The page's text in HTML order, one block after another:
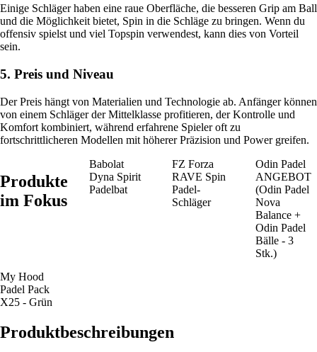
Einige Schläger haben eine raue Oberfläche, die besseren Grip am Ball
und die Möglichkeit bietet, Spin in die Schläge zu bringen. Wenn du
offensiv spielst und viel Topspin verwendest, kann dies von Vorteil
sein.
5. Preis und Niveau
Der Preis hängt von Materialien und Technologie ab. Anfänger können
von einem Schläger der Mittelklasse profitieren, der Kontrolle und
Komfort kombiniert, während erfahrene Spieler oft zu
fortschrittlicheren Modellen mit höherer Präzision und Power greifen.
Produkte
im Fokus
Babolat
Dyna Spirit
Padelbat
FZ Forza
RAVE Spin
Padel-
Schläger
Odin Padel
ANGEBOT
(Odin Padel
Nova
Balance +
Odin Padel
Bälle - 3
Stk.)
My Hood
Padel Pack
X25 - Grün
Produktbeschreibungen